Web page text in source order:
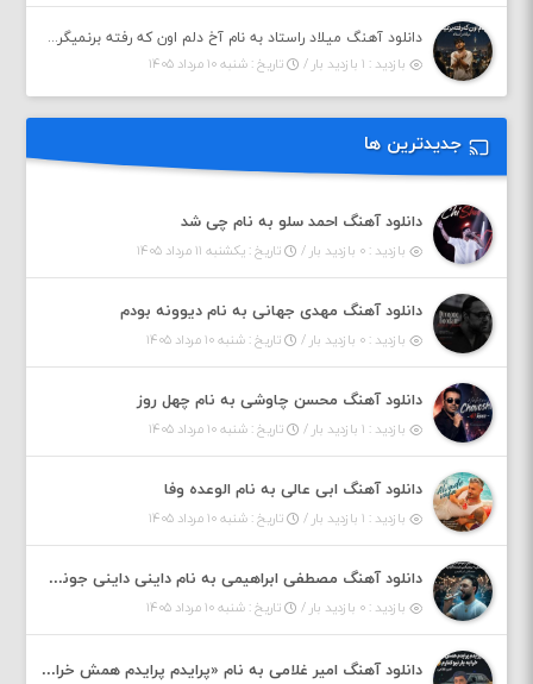
دانلود آهنگ میلاد راستاد به نام آخ دلم اون که رفته برنمیگرده اون که رفته خیلی نامرده
بازدید : ۱ بازدید بار /
تاریخ : شنبه ۱۰ مرداد ۱۴۰۵
جدیدترین ها
دانلود آهنگ احمد سلو به نام چی شد
بازدید : ۰ بازدید بار / تاریخ : یکشنبه ۱۱ مرداد ۱۴۰۵
دانلود آهنگ مهدی جهانی به نام دیوونه بودم
بازدید : ۰ بازدید بار / تاریخ : شنبه ۱۰ مرداد ۱۴۰۵
دانلود آهنگ محسن چاوشی به نام چهل روز
بازدید : ۱ بازدید بار / تاریخ : شنبه ۱۰ مرداد ۱۴۰۵
دانلود آهنگ ابی عالی به نام الوعده وفا
بازدید : ۱ بازدید بار / تاریخ : شنبه ۱۰ مرداد ۱۴۰۵
دانلود آهنگ مصطفی ابراهیمی به نام داینی داینی جونم قربون پنج تیر پرونم
بازدید : ۰ بازدید بار / تاریخ : شنبه ۱۰ مرداد ۱۴۰۵
دانلود آهنگ امیر غلامی به نام «پرایدم پرایدم همش خرابه یار نیو کنارم دیگه پولی نداروم (ریمیکس اینستاگرام)»